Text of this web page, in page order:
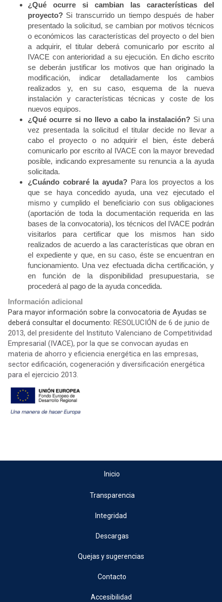
¿Qué ocurre si cambian las características del
proyecto? Si transcurrido un tiempo después de haber
presentado la solicitud, se cambian por motivos técnicos
o económicos las características del proyecto o del bien
a adquirir, el titular deberá comunicarlo por escrito al
IVACE con anterioridad a su ejecución. En dicho escrito
se deberán justificar los motivos que han originado la
modificación, indicar detalladamente los cambios
realizados y, en su caso, esquema de la nueva
instalación y características técnicas y coste de los
nuevos equipos.
¿Qué ocurre si no llevo a cabo la instalación? Si una
vez presentada la solicitud el titular decide no llevar a
cabo el proyecto o no adquirir el bien, éste deberá
comunicarlo por escrito al IVACE con la mayor brevedad
posible, indicando expresamente su renuncia a la ayuda
solicitada.
¿Cuándo cobraré la ayuda?Para los proyectos a los
que se haya concedido ayuda, una vez ejecutado el
mismo y cumplido el beneficiario con sus obligaciones
(aportación de toda la documentación requerida en las
bases de la convocatoria), los técnicos del IVACE podrán
visitarlos para certificar que los mismos han sido
realizados de acuerdo a las características que obran en
el expediente y que, en su caso, éste se encuentran en
funcionamiento. Una vez efectuada dicha certificación, y
en función de la disponibilidad presupuestaria, se
procederá al pago de la ayuda concedida.
Información adicional
Para mayor información sobre la convocatoria de Ayudas se
deberá consultar el documento: RESOLUCIÓN de 6 de junio de
2013, del presidente del Instituto Valenciano de Competitividad
Empresarial (IVACE), por la que se convocan ayudas en
materia de ahorro y eficiencia energética en las empresas,
sector edificación, cogeneración y diversificación energética
para el ejercicio 2013.
Inicio
Transparencia
Integridad
Descargas
Quejas y sugerencias
Contacto
Accesibilidad